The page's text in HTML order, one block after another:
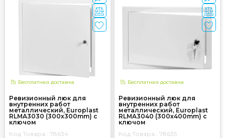
Бесплатная доставка
Ревизионный люк для
внутренних работ
металлический, Europlast
RLMA3030 (300x300mm) с
ключом
Код Товара:: 78634
Бесплатная доставка
Ревизионный люк для
внутренних работ
металлический, Europlast
RLMA3040 (300x400mm) с
ключом
Код Товара:: 78635